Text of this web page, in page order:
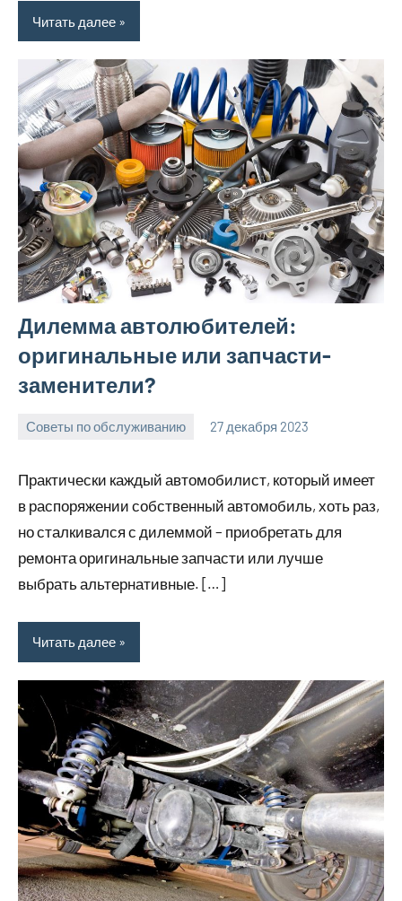
Читать далее
Дилемма автолюбителей:
оригинальные или запчасти-
заменители?
Советы по обслуживанию 27 декабря 2023
Практически каждый автомобилист, который имеет
в распоряжении собственный автомобиль, хоть раз,
но сталкивался с дилеммой – приобретать для
ремонта оригинальные запчасти или лучше
выбрать альтернативные. […]
Читать далее